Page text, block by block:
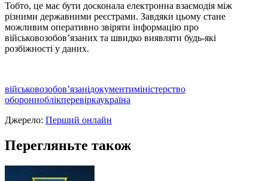
Тобто, це має бути досконала електронна взаємодія між
різними державними реєстрами. Завдяки цьому стане
можливим оперативно звіряти інформацію про
військовозобов’язаних та швидко виявляти будь-які
розбіжності у даних.
військовозобов’язанідокументиміністерство
оборониоблікперевіркаукраїна
Джерело: Перший онлайн
Перегляньте також